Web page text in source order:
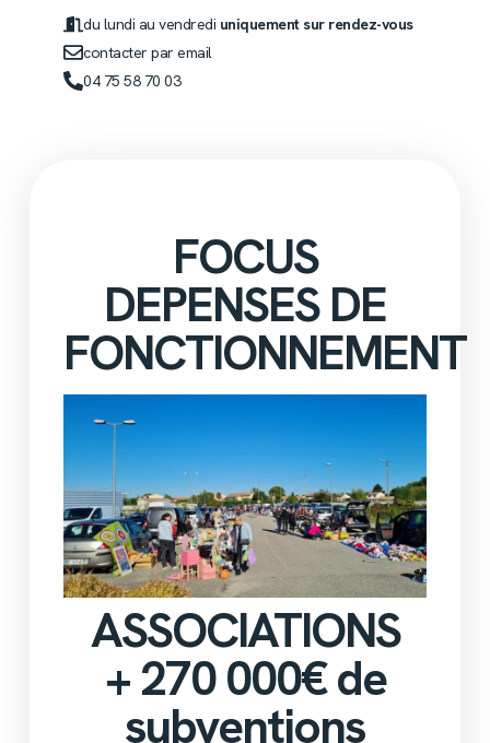
du lundi au vendredi uniquement sur rendez-vous
contacter par email
04 75 58 70 03
FOCUS
DEPENSES DE
FONCTIONNEMENT
ASSOCIATIONS
+ 270 000€ de
subventions